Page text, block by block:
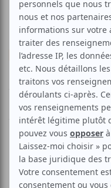
Musique Pop Electronique
Alexandra
Aucune offre
disponible
Soyez les premiers
pour Alexandra and